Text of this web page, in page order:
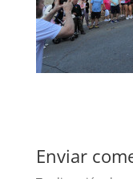
Enviar